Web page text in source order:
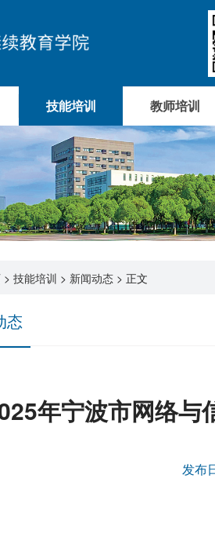
技能培训 教师培训
> 技能培训 > 新闻动态 > 正文
态
年宁波市网络与
发布